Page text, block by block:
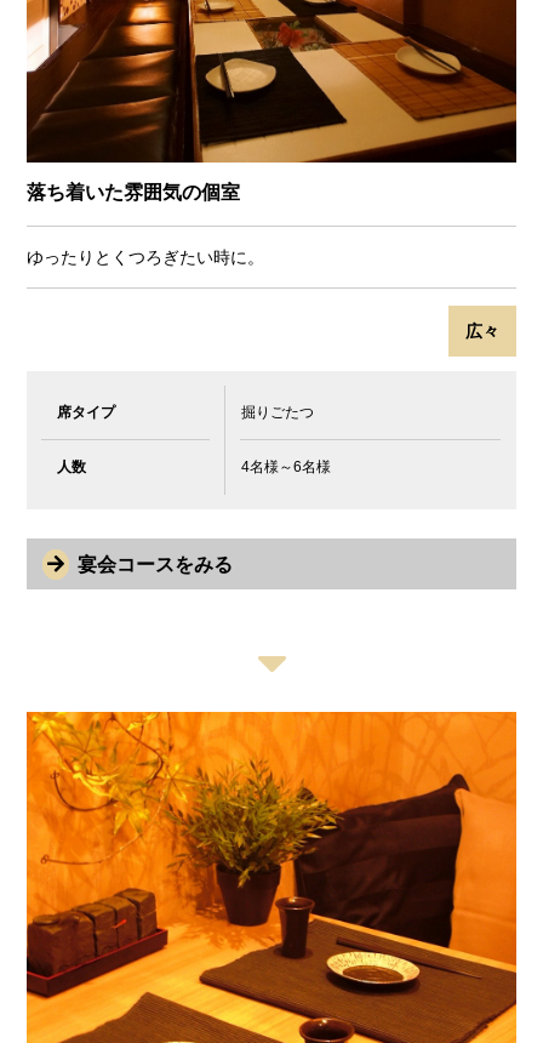
落ち着いた雰囲気の個室
ゆったりとくつろぎたい時に。
広々
席タイプ 掘りごたつ
人数 4名様～6名様
宴会コースをみる